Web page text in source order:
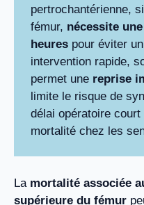
pertrochantérienne,
fémur, nécessite
heures pour éviter
intervention rapide,
permet une reprise
limite le risque de
délai opératoire
mortalité chez les
La mortalité associée
supérieure du fémur